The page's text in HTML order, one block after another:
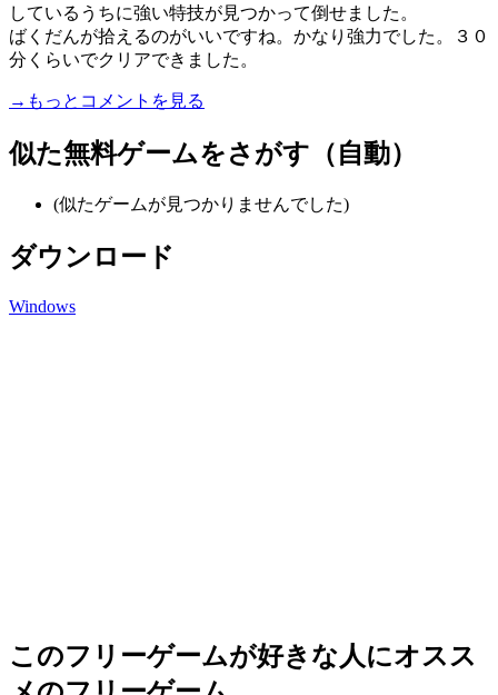
しているうちに強い特技が見つかって倒せました。
ばくだんが拾えるのがいいですね。かなり強力でした。３０
分くらいでクリアできました。
→もっとコメントを見る
似た無料ゲームをさがす（自動）
(似たゲームが見つかりませんでした)
ダウンロード
Windows
このフリーゲームが好きな人にオスス